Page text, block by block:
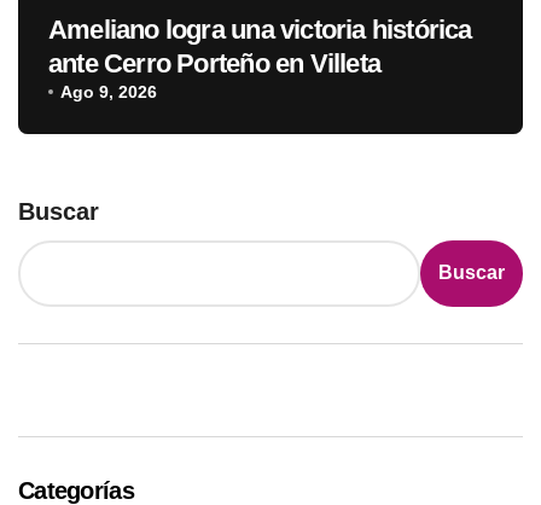
Ameliano logra una victoria histórica
ante Cerro Porteño en Villeta
Ago 9, 2026
Buscar
Buscar
Categorías